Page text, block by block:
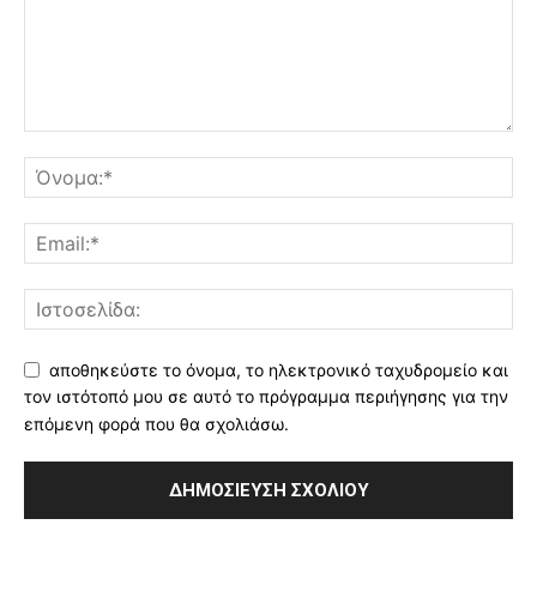
αποθηκεύστε το όνομα, το ηλεκτρονικό ταχυδρομείο και
τον ιστότοπό μου σε αυτό το πρόγραμμα περιήγησης για την
επόμενη φορά που θα σχολιάσω.